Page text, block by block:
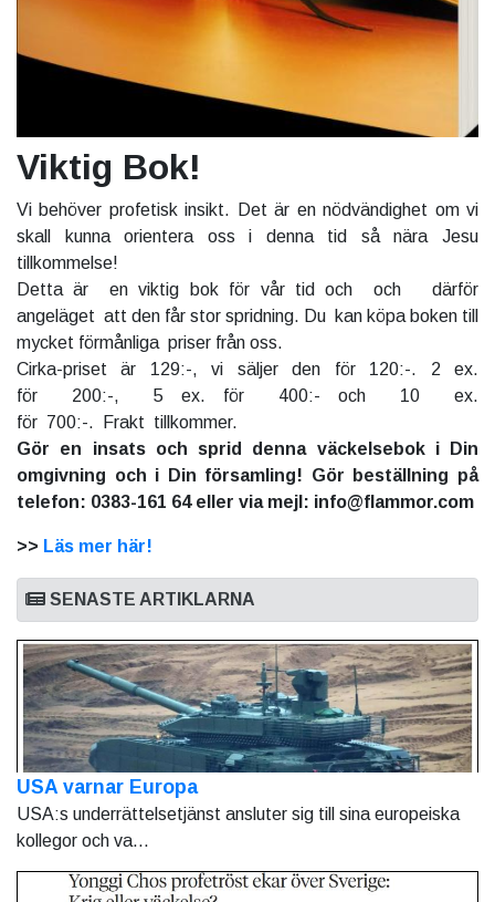
Viktig Bok!
Vi behöver profetisk insikt. Det är en nödvändighet om vi
skall kunna orientera oss i denna tid så nära Jesu
tillkommelse!
Detta är en viktig bok för vår tid och och därför
angeläget att den får stor spridning. Du kan köpa boken till
mycket förmånliga priser från oss.
Cirka-priset är 129:-, vi säljer den för 120:-. 2 ex.
för 200:-, 5 ex. för 400:- och 10 ex.
för 700:-. Frakt tillkommer.
Gör en insats och sprid denna väckelsebok i Din
omgivning och i Din församling! Gör beställning på
telefon: 0383-161 64 eller via mejl: info@flammor.com
>> Läs mer här!
SENASTE ARTIKLARNA
USA varnar Europa
USA:s underrättelsetjänst ansluter sig till sina europeiska
kollegor och va...